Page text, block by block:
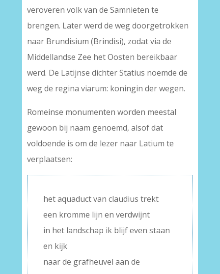
veroveren volk van de Samnieten te
brengen. Later werd de weg doorgetrokken
naar Brundisium (Brindisi), zodat via de
Middellandse Zee het Oosten bereikbaar
werd. De Latijnse dichter Statius noemde de
weg de regina viarum: koningin der wegen.
Romeinse monumenten worden meestal
gewoon bij naam genoemd, alsof dat
voldoende is om de lezer naar Latium te
verplaatsen:
het aquaduct van claudius trekt
een kromme lijn en verdwijnt
in het landschap ik blijf even staan
en kijk
naar de grafheuvel aan de